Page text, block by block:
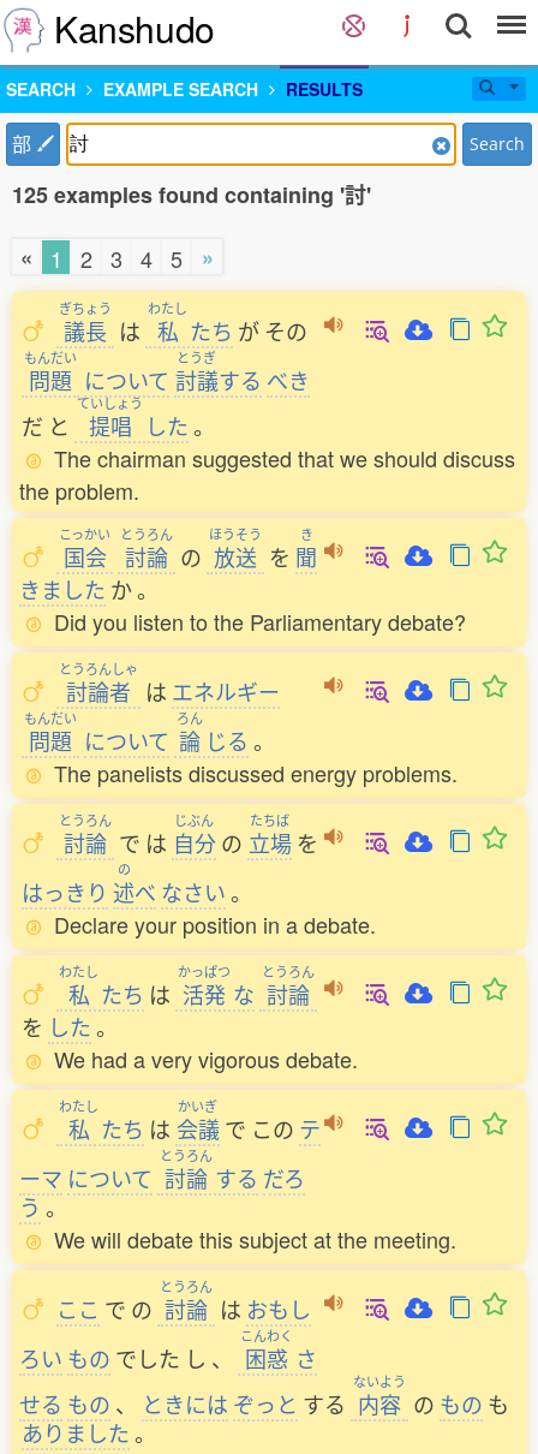
Kanshudo
SEARCH EXAMPLE SEARCH RESULTS
部 Search
125 examples found containing '討'
« 1 2 3 4 5 »
ぎちょう
議長 は
わたし
私 たち が その
もんだい
問題 について
とうぎ
討議する べき
だ と
ていしょう
提唱 した。
The chairman suggested that we should discuss
the problem.
こっかい
国会
とうろん
討論 の
ほうそう
放送 を
き
聞
きました か。
Did you listen to the Parliamentary debate?
とうろんしゃ
討論者 は エネルギー
もんだい
問題 について
ろん
論 じる 。
The panelists discussed energy problems.
とうろん
討論 で は
じぶん
自分 の
たちば
立場 を
はっきり
の
述べ なさい。
Declare your position in a debate.
わたし
私 たち は
かっぱつ
活発 な
とうろん
討論
を した。
We had a very vigorous debate.
わたし
私 たち は
かいぎ
会議 で この テ
ーマ について
とうろん
討論 する だろ
う 。
We will debate this subject at the meeting.
ここ で の
とうろん
討論 は おもし
ろい もの でした し 、
こんわく
困惑 さ
せる もの 、 ときには ぞっと する
ないよう
内容 の もの も
ありました。